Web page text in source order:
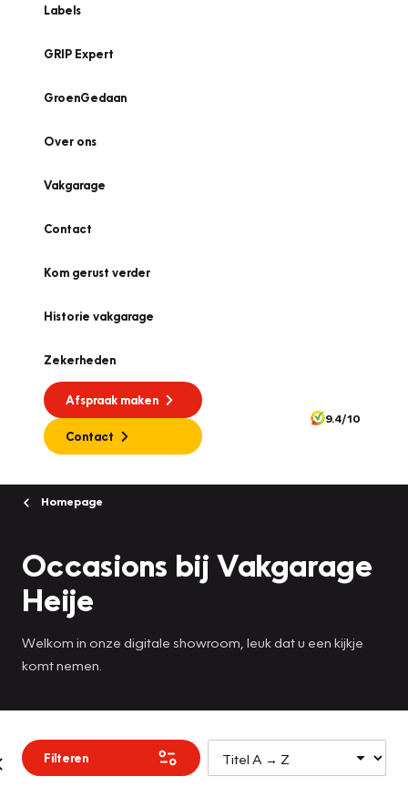
Labels
GRIP Expert
GroenGedaan
Over ons
Vakgarage
Contact
Kom gerust verder
Historie vakgarage
Zekerheden
Afspraak maken
Contact
9.4/10
Homepage
Occasions bij Vakgarage
Heije
Welkom in onze digitale showroom, leuk dat u een kijkje
komt nemen.
Filteren